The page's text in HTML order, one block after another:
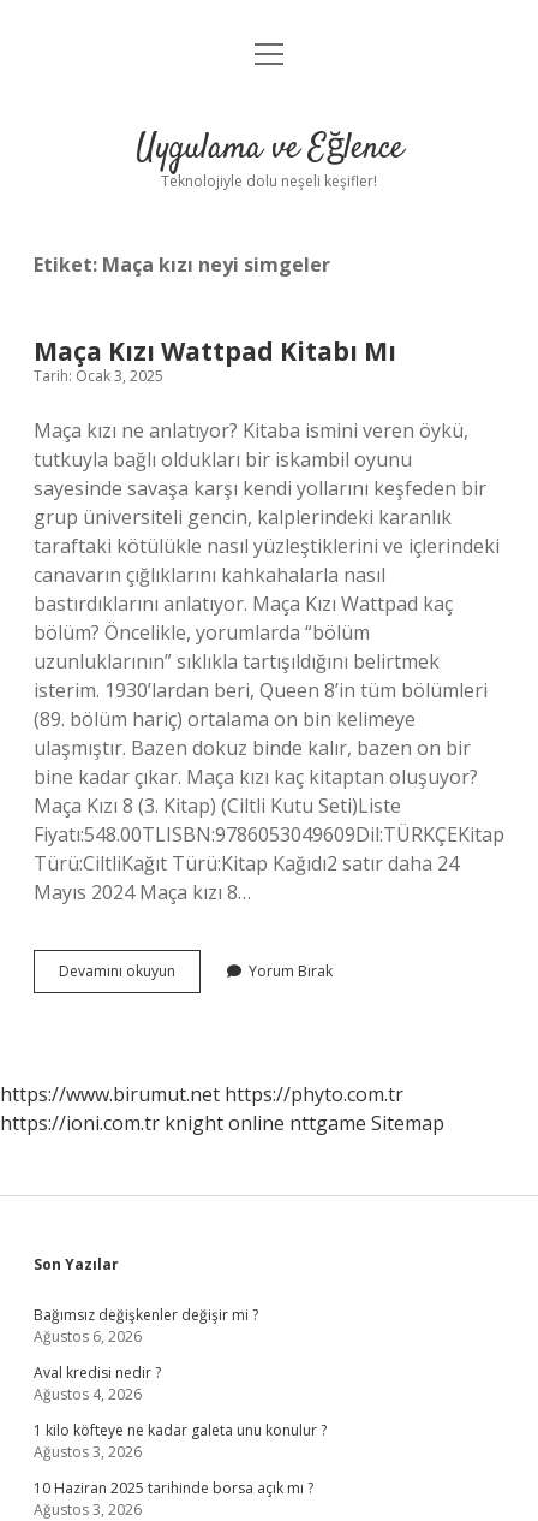
Anasayfa
Yasal Uyarı
menüyü
Uygulama ve Eğlence
Teknolojiyle dolu neşeli keşifler!
Etiket: Maça kızı neyi simgeler
Maça Kızı Wattpad Kitabı Mı
Tarih: Ocak 3, 2025
Maça kızı ne anlatıyor? Kitaba ismini veren öykü,
tutkuyla bağlı oldukları bir iskambil oyunu
sayesinde savaşa karşı kendi yollarını keşfeden bir
grup üniversiteli gencin, kalplerindeki karanlık
taraftaki kötülükle nasıl yüzleştiklerini ve içlerindeki
canavarın çığlıklarını kahkahalarla nasıl
bastırdıklarını anlatıyor. Maça Kızı Wattpad kaç
bölüm? Öncelikle, yorumlarda “bölüm
uzunluklarının” sıklıkla tartışıldığını belirtmek
isterim. 1930’lardan beri, Queen 8’in tüm bölümleri
(89. bölüm hariç) ortalama on bin kelimeye
ulaşmıştır. Bazen dokuz binde kalır, bazen on bir
bine kadar çıkar. Maça kızı kaç kitaptan oluşuyor?
Maça Kızı 8 (3. Kitap) (Ciltli Kutu Seti)Liste
Fiyatı:548.00TLISBN:9786053049609Dil:TÜRKÇEKitap
Türü:CiltliKağıt Türü:Kitap Kağıdı2 satır daha 24
Mayıs 2024 Maça kızı 8…
Devamını okuyun
Kızı
Yorum Bırak
https://www.birumut.net https://phyto.com.tr
https://ioni.com.tr knight online nttgame Sitemap
Sidebar
Son Yazılar
Bağımsız değişkenler değişir mi ?
Ağustos 6, 2026
Aval kredisi nedir ?
Ağustos 4, 2026
1 kilo köfteye ne kadar galeta unu konulur ?
Ağustos 3, 2026
10 Haziran 2025 tarihinde borsa açık mı ?
Ağustos 3, 2026